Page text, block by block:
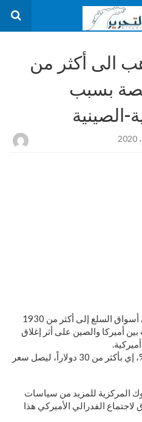
الى أكثر من
بسبب
الصينية
ارتفعت أسعار الذهب، الاثنين، في أسواق السلع إلى أكثر من 1930
بين أميركا والصين على أثر إغلاق
إذ صعدت أسعار الذهب بنحو 1.6%، إي بأكثر من 30 دولاراً، ليصل سعر
المركزية للمزيد من سياسات
لاجتماع الفدرالي الأميركي هذا